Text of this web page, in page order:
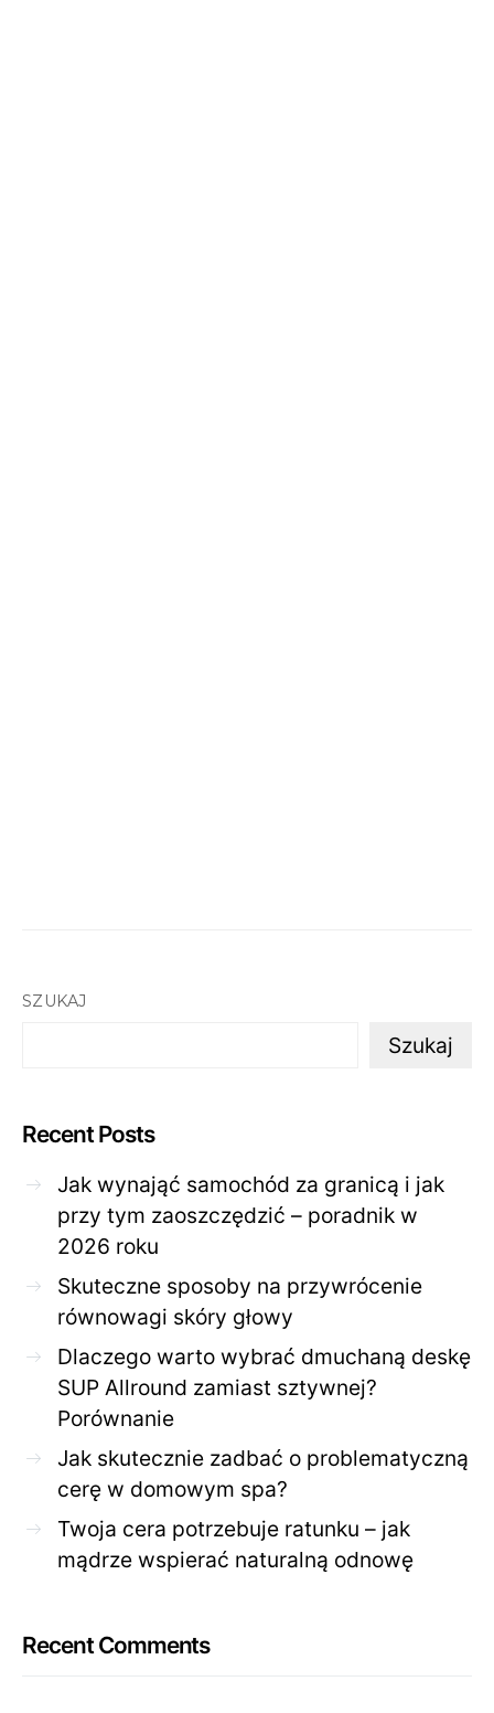
SZUKAJ
Szukaj
Recent Posts
Jak wynająć samochód za granicą i jak
przy tym zaoszczędzić – poradnik w
2026 roku
Skuteczne sposoby na przywrócenie
równowagi skóry głowy
Dlaczego warto wybrać dmuchaną deskę
SUP Allround zamiast sztywnej?
Porównanie
Jak skutecznie zadbać o problematyczną
cerę w domowym spa?
Twoja cera potrzebuje ratunku – jak
mądrze wspierać naturalną odnowę
Recent Comments